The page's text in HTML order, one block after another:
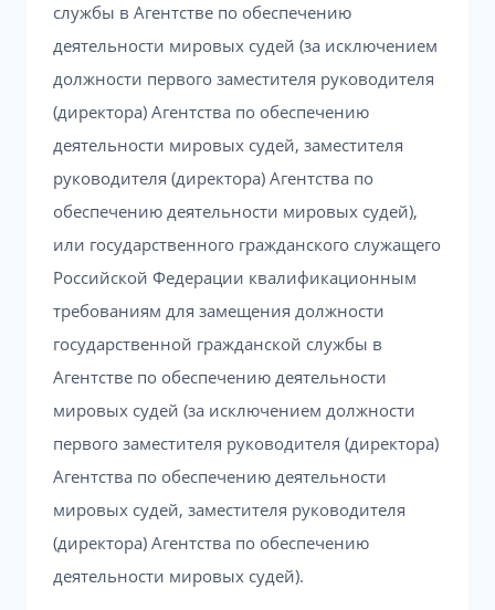
службы в Агентстве по обеспечению
деятельности мировых судей (за исключением
должности первого заместителя руководителя
(директора) Агентства по обеспечению
деятельности мировых судей, заместителя
руководителя (директора) Агентства по
обеспечению деятельности мировых судей),
или государственного гражданского служащего
Российской Федерации квалификационным
требованиям для замещения должности
государственной гражданской службы в
Агентстве по обеспечению деятельности
мировых судей (за исключением должности
первого заместителя руководителя (директора)
Агентства по обеспечению деятельности
мировых судей, заместителя руководителя
(директора) Агентства по обеспечению
деятельности мировых судей).